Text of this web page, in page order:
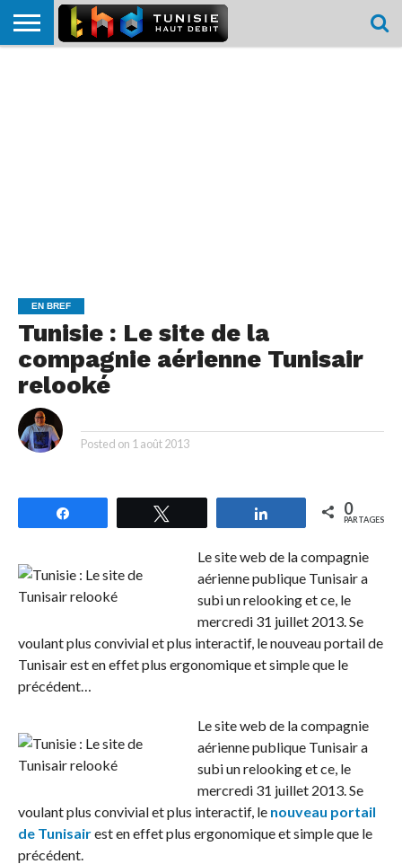
EN BREF
Tunisie : Le site de la
compagnie aérienne Tunisair
relooké
Posted on 1 août 2013
Partagez 0
PARTAGES
Le site web de la compagnie
aérienne publique Tunisair a
subi un relooking et ce, le
mercredi 31 juillet 2013. Se
voulant plus convivial et plus interactif, le nouveau portail de
Tunisair est en effet plus ergonomique et simple que le
précédent…
Le site web de la compagnie
aérienne publique Tunisair a
subi un relooking et ce, le
mercredi 31 juillet 2013. Se
voulant plus convivial et plus interactif, le nouveau portail
de Tunisairest en effet plus ergonomique et simple que le
précédent.